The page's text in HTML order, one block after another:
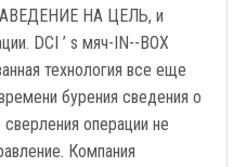
НА ЦЕЛЬ, и
DCI ’ s мяч-IN--BOX
технология все еще
бурения сведения о
операции не
Компания